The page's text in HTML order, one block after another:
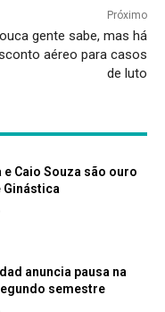
Próximo
gente sabe, mas há
aéreo para casos
de luto
Caio Souza são ouro
Ginástica
anuncia pausa na
semestre